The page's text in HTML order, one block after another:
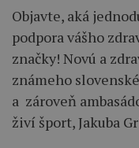
Objavte, aká
podpora vášho
značky! Novú a
známeho
a zároveň
živí šport, Jakuba